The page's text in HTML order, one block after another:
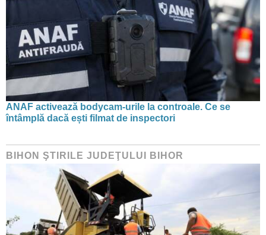
ANAF activează bodycam-urile la controale. Ce se
întâmplă dacă ești filmat de inspectori
BIHON ŞTIRILE JUDEŢULUI BIHOR